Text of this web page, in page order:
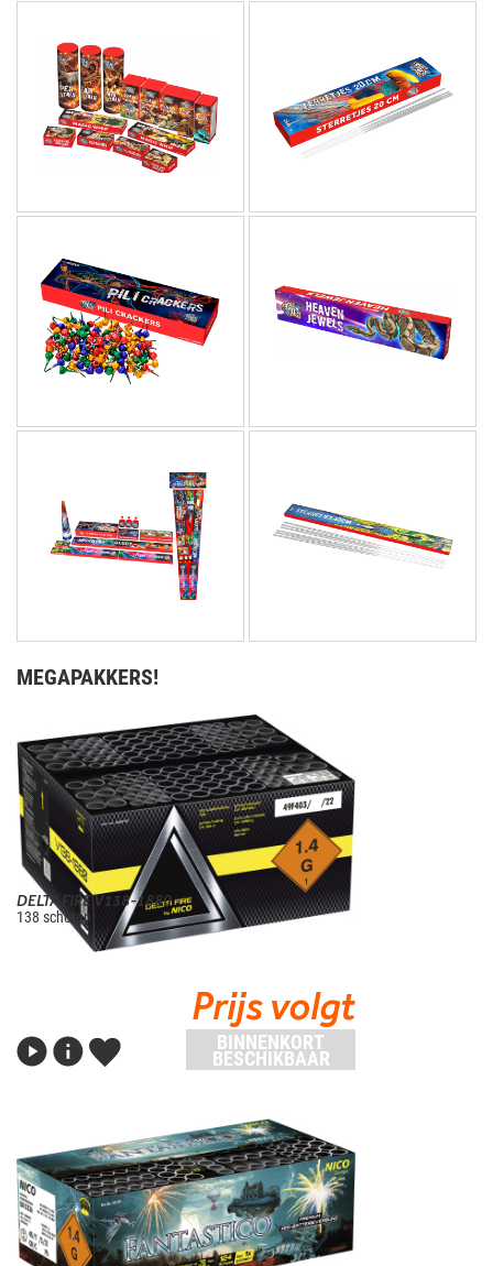
MEGAPAKKERS!
DELTA FIRE V138-1880
138 schoten
Prijs volgt
BINNENKORT
BESCHIKBAAR